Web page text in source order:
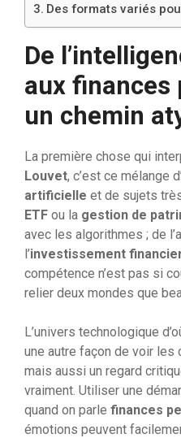
Des formats variés
De
aux finances
un chemin
La première chose qui
Louvet, c’est ce mélange d’
artificielle et de sujets
ETF ou la gestion de
avec les algorithmes ; de
l’investissement
compétence n’est pas si
relier deux mondes que
L’univers technologique
une autre façon de voir les
mais aussi un regard
vraiment. Utiliser une
quand on parle finances
émotions peuvent